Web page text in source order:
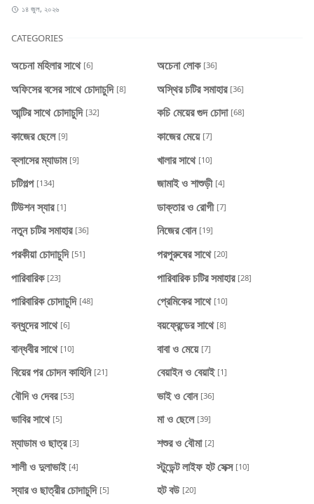
১৪ জুল, ২০২৬
CATEGORIES
অচেনা মহিলার সাথে [6] অচেনা লোক [36]
অফিসের বসের সাথে চোদাচুদি [8] অস্থির চটির সমাহার [36]
আন্টির সাথে চোদাচুদি [32] কচি মেয়ের গুদ চোদা [68]
কাজের ছেলে [9] কাজের মেয়ে [7]
ক্লাসের ম্যাডাম [9] খালার সাথে [10]
চটিগল্প [134] জামাই ও শাশুড়ী [4]
টিউশন স্যার [1] ডাক্তার ও রোগী [7]
নতুন চটির সমাহার [36] নিজের বোন [19]
পরকীয়া চোদাচুদি [51] পরপুরুষের সাথে [20]
পারিবারিক [23] পারিবারিক চটির সমাহার [28]
পারিবারিক চোদাচুদি [48] প্রেমিকের সাথে [10]
বন্ধুদের সাথে [6] বয়ফ্রেন্ডের সাথে [8]
বান্ধবীর সাথে [10] বাবা ও মেয়ে [7]
বিয়ের পর চোদন কাহিনি [21] বেয়াইন ও বেয়াই [1]
বৌদি ও দেবর [53] ভাই ও বোন [36]
ভাবির সাথে [5] মা ও ছেলে [39]
ম্যাডাম ও ছাত্র [3] শশুর ও বৌমা [2]
শালী ও দুলাভাই [4] স্টুডেন্ট লাইফ হট সেক্স [10]
স্যার ও ছাত্রীর চোদাচুদি [5] হট বউ [20]